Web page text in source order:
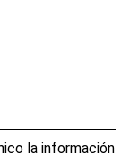
la información